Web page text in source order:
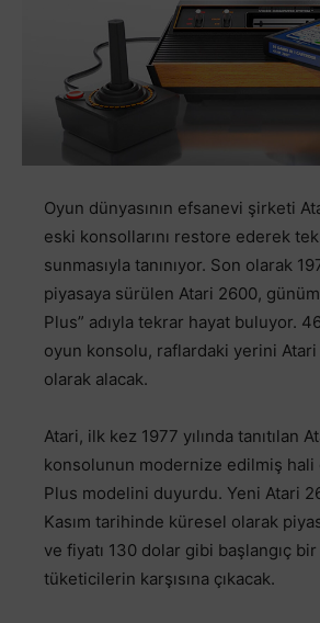
Oyun dünyasının efsanevi şirketi
eski konsollarını restore ederek
sunmasıyla tanınıyor. Son olarak
piyasaya sürülen Atari 2600,
Plus” adıyla tekrar hayat buluyor.
oyun konsolu, raflardaki yerini
olarak alacak.
Atari, ilk kez 1977 yılında tanıtılan
konsolunun modernize edilmiş hali
Plus modelini duyurdu. Yeni Atari
Kasım tarihinde küresel olarak
ve fiyatı 130 dolar gibi başlangıç
tüketicilerin karşısına çıkacak.